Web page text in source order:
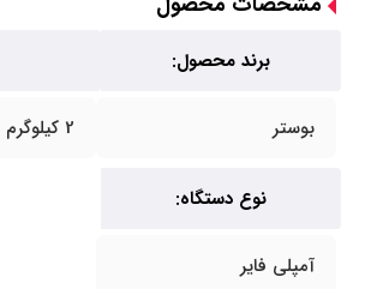
برند محصول:
بوستر
نوع دستگاه:
آمپلی فایر